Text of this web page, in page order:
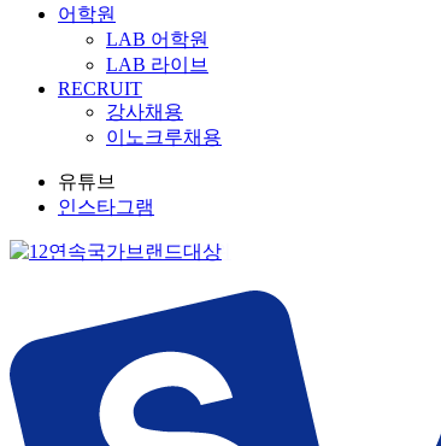
어학원
LAB 어학원
LAB 라이브
RECRUIT
강사채용
이노크루채용
유튜브
인스타그램